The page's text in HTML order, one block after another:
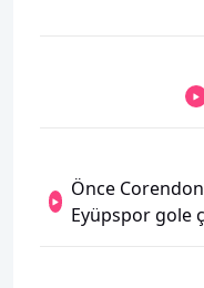
Önce
Eyüpspor gole